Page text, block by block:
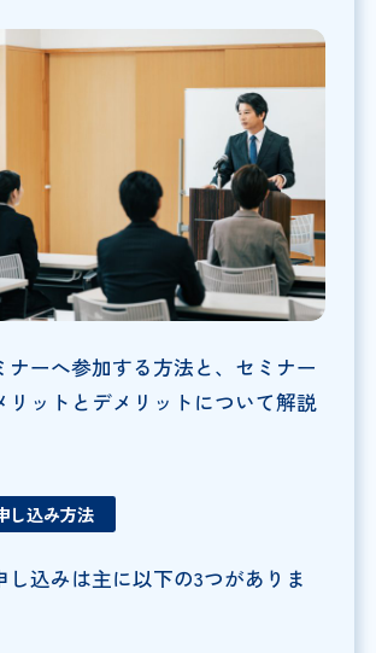
ナーへ参加する方法と、セミナー
リットとデメリットについて解説
し込み方法
し込みは主に以下の3つがありま